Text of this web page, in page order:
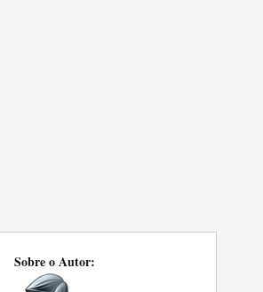
Sobre o Autor: